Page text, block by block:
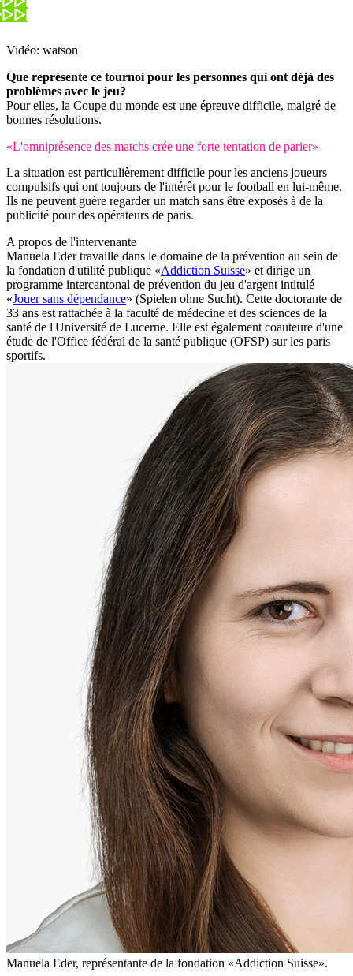
Vidéo: watson
Que représente ce tournoi pour les personnes qui ont déjà des
problèmes avec le jeu?
Pour elles, la Coupe du monde est une épreuve difficile, malgré de
bonnes résolutions.
«L'omniprésence des matchs crée une forte tentation de parier»
La situation est particulièrement difficile pour les anciens joueurs
compulsifs qui ont toujours de l'intérêt pour le football en lui-même.
Ils ne peuvent guère regarder un match sans être exposés à de la
publicité pour des opérateurs de paris.
A propos de l'intervenante
Manuela Eder travaille dans le domaine de la prévention au sein de
la fondation d'utilité publique «Addiction Suisse» et dirige un
programme intercantonal de prévention du jeu d'argent intitulé
«Jouer sans dépendance» (Spielen ohne Sucht). Cette doctorante de
33 ans est rattachée à la faculté de médecine et des sciences de la
santé de l'Université de Lucerne. Elle est également coauteure d'une
étude de l'Office fédéral de la santé publique (OFSP) sur les paris
sportifs.
Manuela Eder, représentante de la fondation «Addiction Suisse».